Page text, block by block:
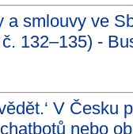
a smlouvy ve
132–135) -
V
nebo